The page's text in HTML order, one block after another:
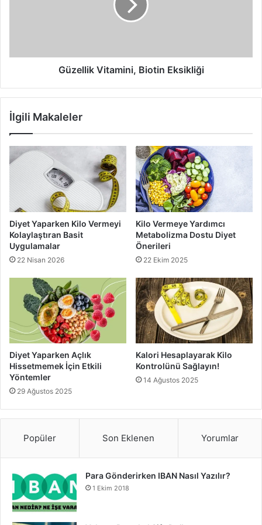
Güzellik Vitamini, Biotin Eksikliği
İlgili Makaleler
Diyet Yaparken Kilo Vermeyi
Kolaylaştıran Basit
Uygulamalar
22 Nisan 2026
Kilo Vermeye Yardımcı
Metabolizma Dostu Diyet
Önerileri
22 Ekim 2025
Diyet Yaparken Açlık
Hissetmemek İçin Etkili
Yöntemler
29 Ağustos 2025
Kalori Hesaplayarak Kilo
Kontrolünü Sağlayın!
14 Ağustos 2025
Popüler Son Eklenen Yorumlar
Para Gönderirken IBAN Nasıl Yazılır?
1 Ekim 2018